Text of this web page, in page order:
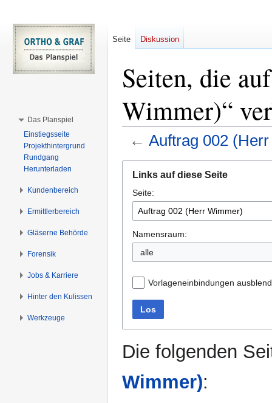
Seiten, die
Wimmer)“
← Auftrag 002
Navigation
springen
Suche
springen
Links auf diese Seite
Seite:
Namensraum:
alle
Vorlageneinbindungen
Los
Die folgenden
Wimmer):
Seite Diskussion
Das Planspiel
Einstiegsseite
Projekthintergrund
Rundgang
Herunterladen
Kundenbereich
Ermittlerbereich
Gläserne Behörde
Forensik
Jobs & Karriere
Hinter den Kulissen
Werkzeuge